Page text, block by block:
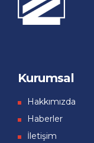
Kurumsal
Hakkımızda
Haberler
İletişim